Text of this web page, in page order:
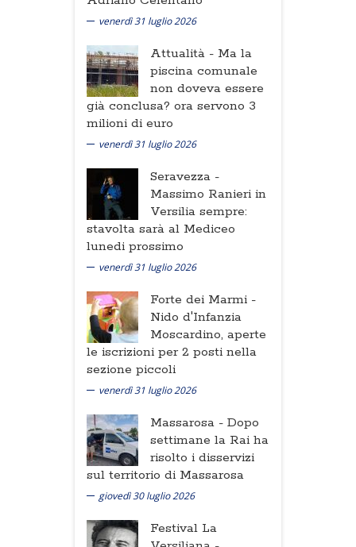
venerdì 31 luglio 2026
Attualità - Ma la
piscina comunale
non doveva essere
già conclusa? ora servono 3
milioni di euro
venerdì 31 luglio 2026
Seravezza -
Massimo Ranieri in
Versilia sempre:
stavolta sarà al Mediceo
lunedi prossimo
venerdì 31 luglio 2026
Forte dei Marmi -
Nido d'Infanzia
Moscardino, aperte
le iscrizioni per 2 posti nella
sezione piccoli
venerdì 31 luglio 2026
Massarosa - Dopo
settimane la Rai ha
risolto i disservizi
sul territorio di Massarosa
giovedì 30 luglio 2026
Festival La